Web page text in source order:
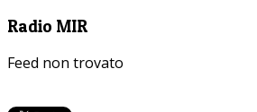
Radio MIR
Feed non trovato